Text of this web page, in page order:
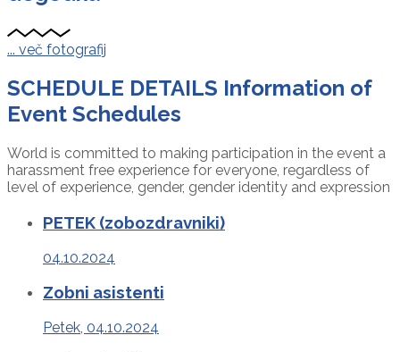
... več fotografij
SCHEDULE DETAILS Information of
Event Schedules
World is committed to making participation in the event a
harassment free experience for everyone, regardless of
level of experience, gender, gender identity and expression
PETEK (zobozdravniki)
04.10.2024
Zobni asistenti
Petek, 04.10.2024